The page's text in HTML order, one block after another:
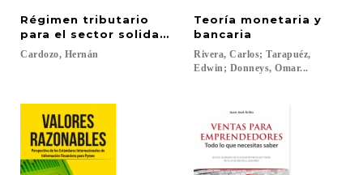
Régimen tributario
para el sector solidario
Cardozo, Hernán
Teoría monetaria y
bancaria
Rivera, Carlos; Tarapuéz,
Edwin; Donneys, Omar...